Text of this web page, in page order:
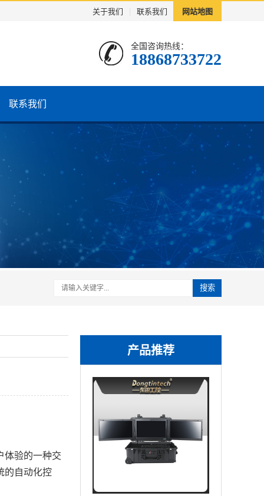
关于我们 联系我们 网站地图
全国咨询热线：
18868733722
联系我们
搜索
产品推荐
验的一种交
的自动化控